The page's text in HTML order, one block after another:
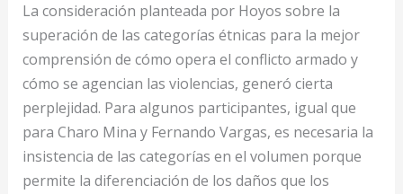
La consideración planteada por Hoyos sobre la
superación de las categorías étnicas para la mejor
comprensión de cómo opera el conflicto armado y
cómo se agencian las violencias, generó cierta
perplejidad. Para algunos participantes, igual que
para Charo Mina y Fernando Vargas, es necesaria la
insistencia de las categorías en el volumen porque
permite la diferenciación de los daños que los